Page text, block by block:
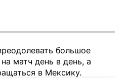
большое
матч день в день, а
в Мексику.